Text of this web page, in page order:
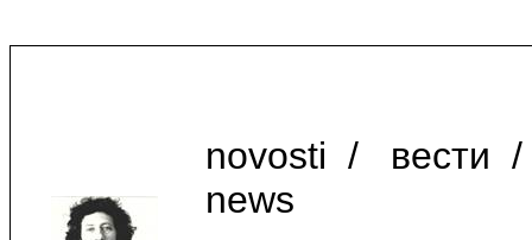
novosti / вести /
news